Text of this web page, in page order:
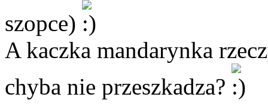
szopce)
A kaczka mandarynka
chyba nie przeszkadza?